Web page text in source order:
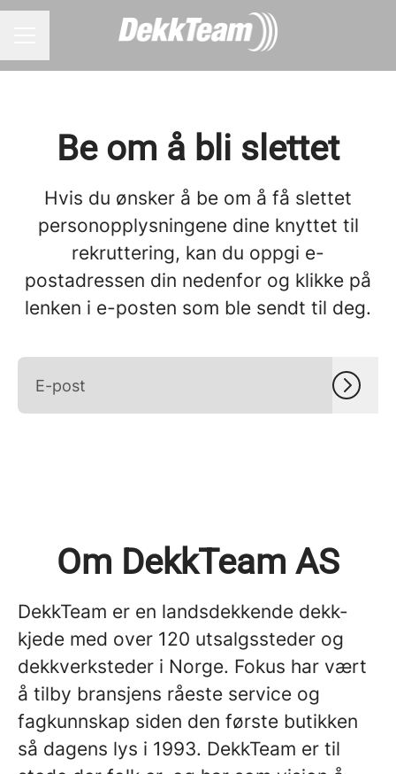
Be om å bli slettet
Hvis du ønsker å be om å få slettet
personopplysningene dine knyttet til
rekruttering, kan du oppgi e-
postadressen din nedenfor og klikke på
lenken i e-posten som ble sendt til deg.
Om DekkTeam AS
DekkTeam er en landsdekkende dekk-
kjede med over 120 utsalgssteder og
dekkverksteder i Norge. Fokus har vært
å tilby bransjens råeste service og
fagkunnskap siden den første butikken
så dagens lys i 1993. DekkTeam er til